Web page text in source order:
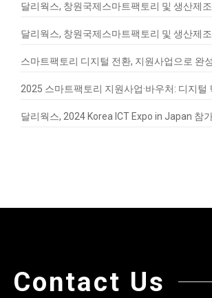
달리웍스, 2024 Korea ICT Expo in Japan 참
Contact Us